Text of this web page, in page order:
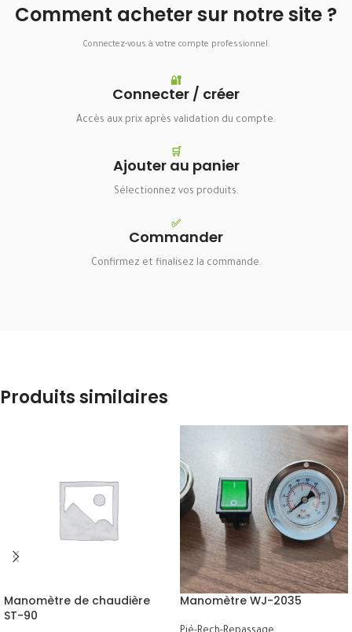
Comment acheter sur notre site ?
Connectez-vous à votre compte professionnel.
🔐
Connecter / créer
Accès aux prix après validation du compte.
🛒
Ajouter au panier
Sélectionnez vos produits.
✅
Commander
Confirmez et finalisez la commande.
Produits similaires
Manomètre de chaudière
ST-90
Manomètre WJ-2035